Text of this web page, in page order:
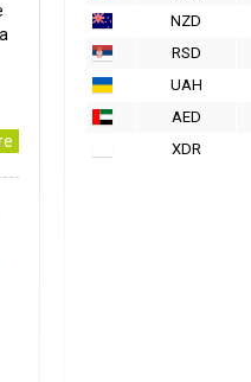
NZD
RSD
UAH
AED
XDR